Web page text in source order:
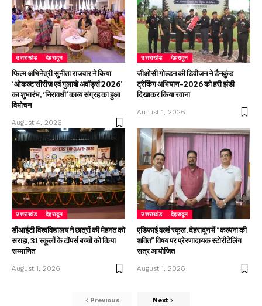
उत्तराखंड देहरादून
फिल्म अभिनेत्री सुनीता राजवार ने किया
‘ओकल्ट सीरीज़ एवं गुलाबो अवॉर्ड्स 2026’
का शुभारंभ, ‘निरावधी’ काव्य संग्रह का हुआ
विमोचन
August 4, 2026
उत्तराखंड देहरादून
जीओसी गोल्डन की डिवीजन ने डैनकुंड
ट्रेकिंग अभियान–2026 को हरी झंडी
दिखाकर किया रवाना
August 1, 2026
उत्तराखंड देहरादून
डीआईटी विश्वविद्यालय ने छात्रों की मेहनत को
सराहा, 31 स्कूलों के टॉपर्स बच्चों को किया
सम्मानित
August 1, 2026
उत्तराखंड देहरादून
एडिफाई वर्ल्ड स्कूल, देहरादून में “कल्पना की
शक्ति” विषय पर प्रेरणादायक स्टोरीटेलिंग
सत्र आयोजित
August 1, 2026
Previous Next